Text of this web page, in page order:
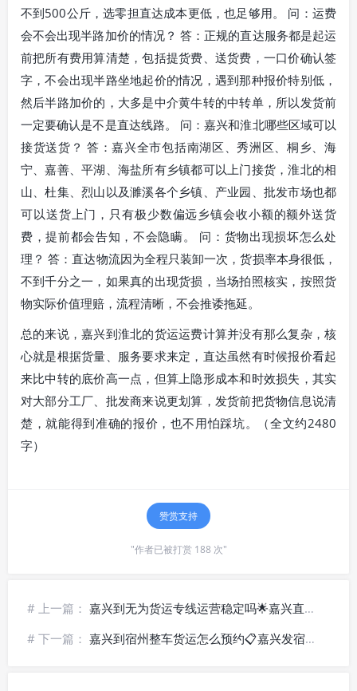
不到500公斤，选零担直达成本更低，也足够用。 问：运费
会不会出现半路加价的情况？ 答：正规的直达服务都是起运
前把所有费用算清楚，包括提货费、送货费，一口价确认签
字，不会出现半路坐地起价的情况，遇到那种报价特别低，
然后半路加价的，大多是中介黄牛转的中转单，所以发货前
一定要确认是不是直达线路。 问：嘉兴和淮北哪些区域可以
接货送货？ 答：嘉兴全市包括南湖区、秀洲区、桐乡、海
宁、嘉善、平湖、海盐所有乡镇都可以上门接货，淮北的相
山、杜集、烈山以及濉溪各个乡镇、产业园、批发市场也都
可以送货上门，只有极少数偏远乡镇会收小额的额外送货
费，提前都会告知，不会隐瞒。 问：货物出现损坏怎么处
理？ 答：直达物流因为全程只装卸一次，货损率本身很低，
不到千分之一，如果真的出现货损，当场拍照核实，按照货
物实际价值理赔，流程清晰，不会推诿拖延。
总的来说，嘉兴到淮北的货运运费计算并没有那么复杂，核
心就是根据货量、服务要求来定，直达虽然有时候报价看起
来比中转的底价高一点，但算上隐形成本和时效损失，其实
对大部分工厂、批发商来说更划算，发货前把货物信息说清
楚，就能得到准确的报价，也不用怕踩坑。（全文约2480
字）
赞赏支持
"作者已被打赏 188 次"
# 上一篇： 嘉兴到无为货运专线运营稳定吗🌟嘉兴直达无为长期合作优选
# 下一篇： 嘉兴到宿州整车货运怎么预约📋嘉兴发宿州定制包车运输方案